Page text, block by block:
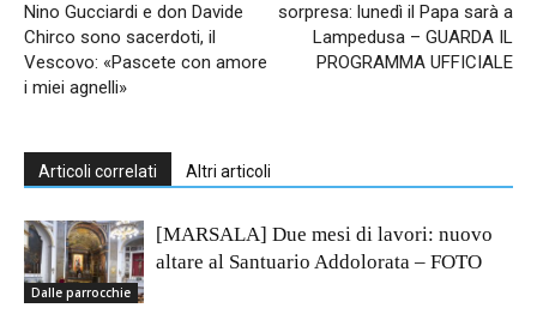
Nino Gucciardi e don Davide
Chirco sono sacerdoti, il
Vescovo: «Pascete con amore
i miei agnelli»
sorpresa: lunedì il Papa sarà a
Lampedusa – GUARDA IL
PROGRAMMA UFFICIALE
Articoli correlati Altri articoli
Dalle parrocchie
[MARSALA] Due mesi di lavori: nuovo
altare al Santuario Addolorata – FOTO